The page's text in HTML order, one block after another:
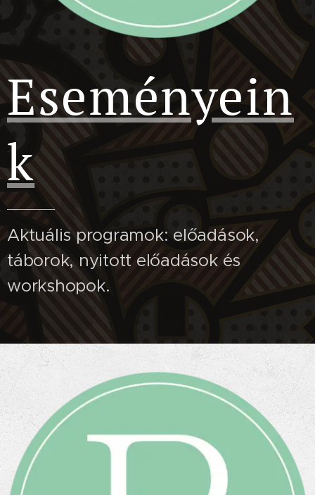
Eseményein
k
Aktuális programok: előadások,
táborok, nyitott előadások és
workshopok.